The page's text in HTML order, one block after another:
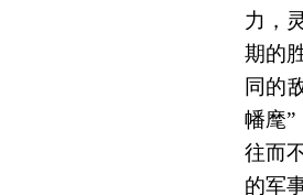
力，
期的
同的
幡麾”
往而
的军